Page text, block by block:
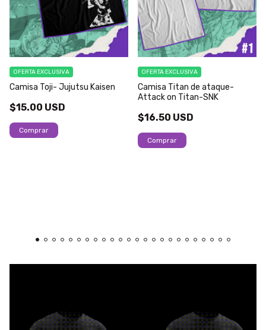
Camisa Toji- Jujutsu Kaisen
$15.00 USD
OFERTA EXCLUSIVA
Comprar
Camisa Titan de ataque-
Attack on Titan-SNK
$16.50 USD
OFERTA EXCLUSIVA
Comprar